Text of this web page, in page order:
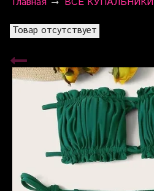
Товар отсутствует